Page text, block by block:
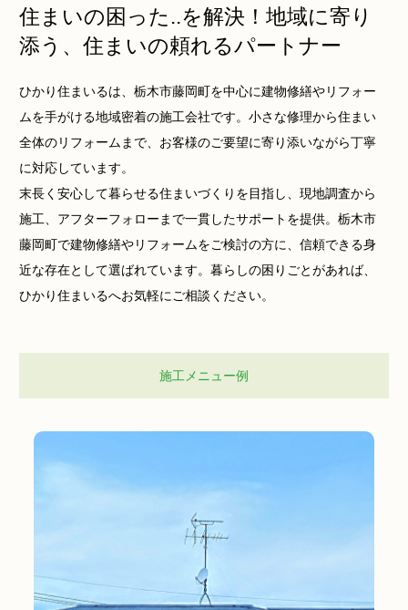
住まいの困った..を解決！地域に寄り
添う、住まいの頼れるパートナー
ひかり住まいるは、栃木市藤岡町を中心に建物修繕やリフォー
ムを手がける地域密着の施工会社です。小さな修理から住まい
全体のリフォームまで、お客様のご要望に寄り添いながら丁寧
に対応しています。
末長く安心して暮らせる住まいづくりを目指し、現地調査から
施工、アフターフォローまで一貫したサポートを提供。栃木市
藤岡町で建物修繕やリフォームをご検討の方に、信頼できる身
近な存在として選ばれています。暮らしの困りごとがあれば、
ひかり住まいるへお気軽にご相談ください。
施工メニュー例